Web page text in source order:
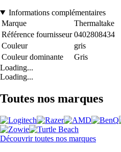
Informations complémentaires
Marque
Thermaltake
Référence fournisseur 0402808434
Couleur
gris
Couleur dominante
Gris
Loading...
Loading...
Toutes nos marques
Découvrir toutes nos marques